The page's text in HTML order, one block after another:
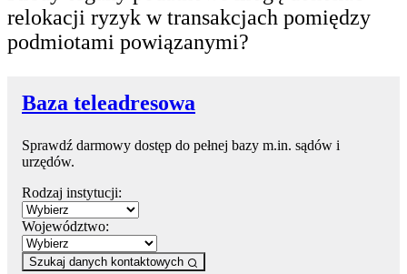
relokacji ryzyk w transakcjach pomiędzy
podmiotami powiązanymi?
Baza teleadresowa
Sprawdź darmowy dostęp do pełnej bazy m.in. sądów i
urzędów.
Rodzaj instytucji:
Województwo:
Szukaj danych kontaktowych